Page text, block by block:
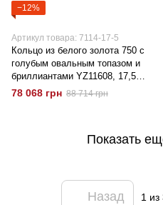
−12%
Артикул товара: 7114-17-5
Кольцо из белого золота 750 с
голубым овальным топазом и
бриллиантами YZ11608, 17,5
размер
78 068 грн 88 714 грн
Показать
Назад 1 из